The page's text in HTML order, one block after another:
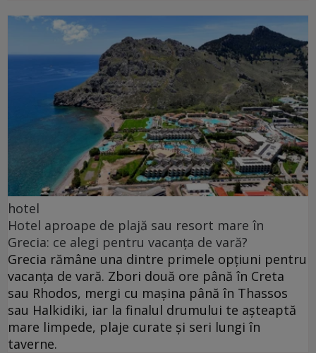
hotel
Hotel aproape de plajă sau resort mare în
Grecia: ce alegi pentru vacanța de vară?
Grecia rămâne una dintre primele opțiuni pentru
vacanța de vară. Zbori două ore până în Creta
sau Rhodos, mergi cu mașina până în Thassos
sau Halkidiki, iar la finalul drumului te așteaptă
mare limpede, plaje curate și seri lungi în
taverne.